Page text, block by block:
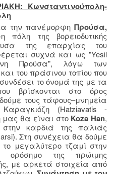
Κωνσταντινούπολη-
την πανέμορφη Προύσα,
πόλη της βορειοδυτικής
της επαρχίας του
συχνά και ως "Yesil
Προύσα", λόγω των
του πράσινου τοπίου που
το όνομά της με τα
βρίσκονται στο όρος
τους τάφους–μνημεία
(Hatziavatis -
μας θα είναι στο Koza Han,
καρδιά της παλιάς
Στη συνέχεια θα δούμε
το μεγαλύτερο τζαμί στην
ορόσημο της πρώιμης
με αρκετά στοιχεία από